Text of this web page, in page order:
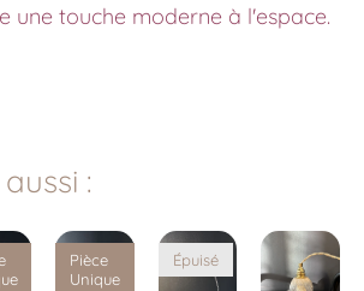
une touche moderne à l'espace.
:
Pièce
Unique
Épuisé